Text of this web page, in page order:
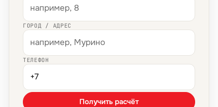
ГОРОД / АДРЕС
ТЕЛЕФОН
Получить расчёт